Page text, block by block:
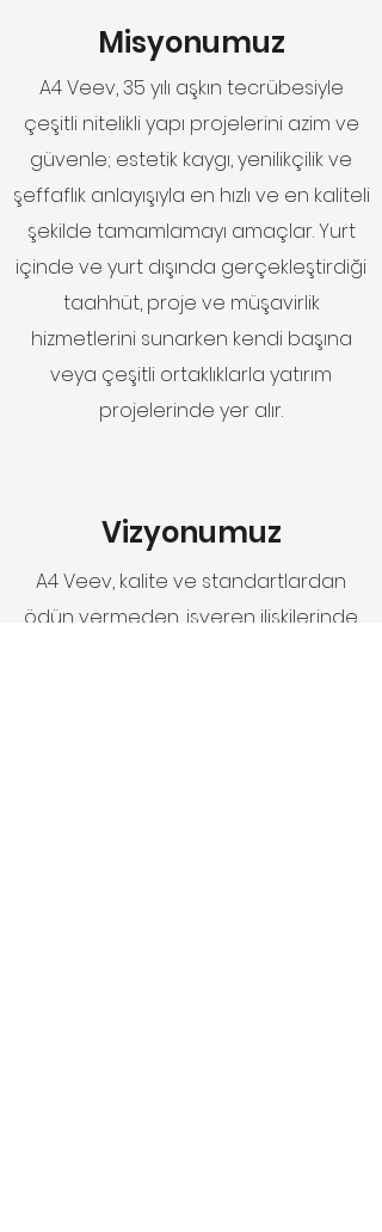
Misyonumuz
A4 Veev, 35 yılı aşkın tecrübesiyle
çeşitli nitelikli yapı projelerini azim ve
güvenle; estetik kaygı, yenilikçilik ve
şeffaflık anlayışıyla en hızlı ve en kaliteli
şekilde tamamlamayı amaçlar. Yurt
içinde ve yurt dışında gerçekleştirdiği
taahhüt, proje ve müşavirlik
hizmetlerini sunarken kendi başına
veya çeşitli ortaklıklarla yatırım
projelerinde yer alır.
Vizyonumuz
A4 Veev, kalite ve standartlardan
ödün vermeden, işveren ilişkilerinde